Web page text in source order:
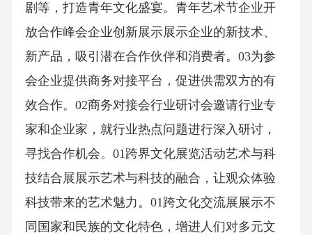
剧等，打造青年文化盛宴。青年艺术节企业开
放合作峰会企业创新展示展示企业的新技术、
新产品，吸引潜在合作伙伴和消费者。03为参
会企业提供商务对接平台，促进供需双方的有
效合作。02商务对接会行业研讨会邀请行业专
家和企业家，就行业热点问题进行深入研讨，
寻找合作机会。01跨界文化展览活动艺术与科
技结合展展示艺术与科技的融合，让观众体验
科技带来的艺术魅力。01跨文化交流展展示不
同国家和民族的文化特色，增进人们对多元文